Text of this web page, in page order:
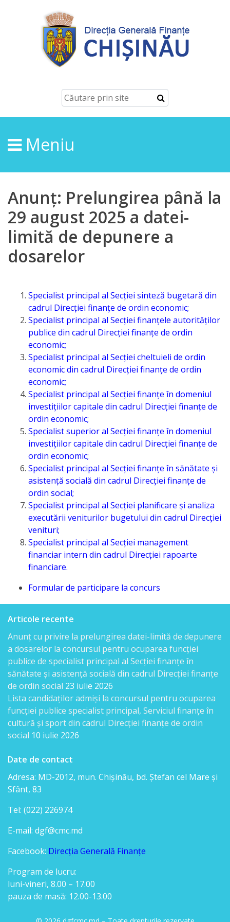
Despre
Conducerea
Structura
Direcţia
ordin
economic
Direcția
finanțe
ordin
social
Direcția
datorii
şi
angajamente
financiare
Direcţia
venituri
Direcţia
rapoarte
financiare
Serviciul
resurse
umane
Serviciul
juridic
Secția
managementul
documentelor
Secția
interne
Regulamente
Posturi
vacante
concurs
Meniu
Anunț: Prelungirea până la
29 august 2025 a datei-
limită de depunere a
dosarelor
Specialist principal al Secției sinteză bugetară din
cadrul Direcției finanțe de ordin economic;
Specialist principal al Secției finanțele autorităților
publice din cadrul Direcției finanțe de ordin
economic;
Specialist principal al Secției cheltuieli de ordin
economic din cadrul Direcției finanțe de ordin
economic;
Specialist principal al Secției finanțe în domeniul
investițiilor capitale din cadrul Direcției finanțe de
ordin economic;
Specialist superior al Secției finanțe în domeniul
investițiilor capitale din cadrul Direcției finanțe de
ordin economic;
Specialist principal al Secției finanțe în sănătate și
asistență socială din cadrul Direcției finanțe de
ordin social;
Specialist principal al Secției planificare și analiza
executării veniturilor bugetului din cadrul Direcției
venituri;
Specialist principal al Secției management
financiar intern din cadrul Direcției rapoarte
financiare.
Formular de participare la concurs
Articole recente
Anunț cu privire la prelungirea datei-limită de depunere
a dosarelor la concursul pentru ocuparea funcției
publice de specialist principal al Secției finanțe în
sănătate și asistență socială din cadrul Direcției finanțe
de ordin social 23 iulie 2026
Lista candidaţilor admişi la concursul pentru ocuparea
funcției publice specialist principal, Serviciul finanțe în
cultură și sport din cadrul Direcției finanțe de ordin
social 10 iulie 2026
Date de contact
Adresa: MD-2012, mun. Chişinău, bd. Ştefan cel Mare şi
Sfânt, 83
Tel: (022) 226974
E-mail: dgf@cmc.md
Facebook: Direcția Generală Finanțe
Program de lucru:
luni-vineri, 8.00 – 17.00
pauza de masă: 12.00-13.00